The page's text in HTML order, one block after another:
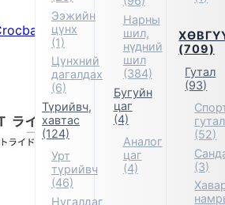
Ээжийн
цүнх
(1)
Цүнхний
дагалдах
(6)
Түрийвч,
хавтас
(124)
Урт
түрийвч
(46)
Нугалдаг
Нарны
шил,
нүдний
шил
(384)
Бугуйн
цаг
(4)
Аналог
цаг
(4)
(709)
Гутал
(93)
гутал
(52)
(3)
Clog Sandals